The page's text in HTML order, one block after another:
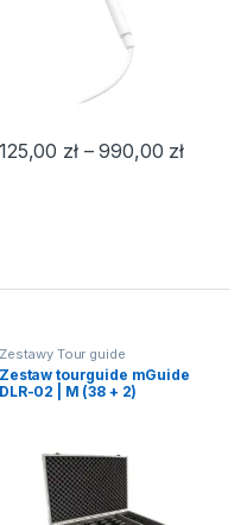
125,00 zł – 990,00 zł
Ten produkt ma wiele
Zestawy Tour guide
Zestaw tourguide mGuide
DLR-02 | M (38 + 2)